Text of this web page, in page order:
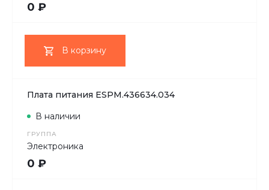
0 ₽
В корзину
Плата питания ESPM.436634.034
ГРУППА
Электроника
В наличии
0 ₽